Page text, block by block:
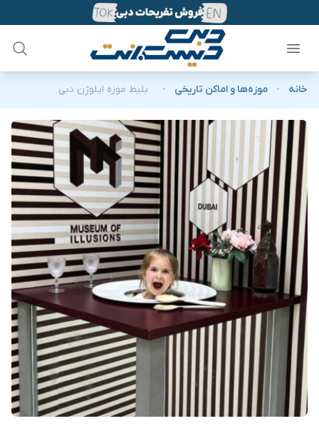
خانه - موزه‌ها و اماکن تاریخی - بلیط موزه ایلوژن دبی